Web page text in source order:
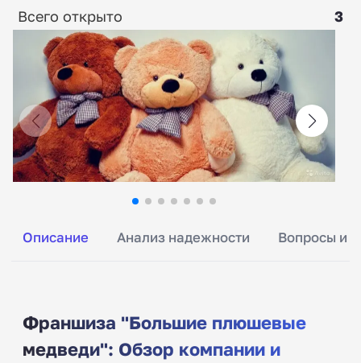
Описание Анализ надежности Вопросы и
Франшиза "Большие плюшевые
медведи": Обзор компании и
Всего открыто
3